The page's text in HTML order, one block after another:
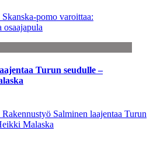
pomo varoittaa:
osaajapula
Turun seudulle –
Salminen laajentaa Turun
Malaska